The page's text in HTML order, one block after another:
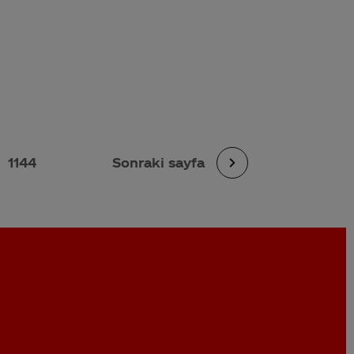
1144 Sonraki sayfa